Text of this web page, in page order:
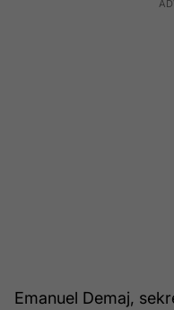
Emanuel Demaj,